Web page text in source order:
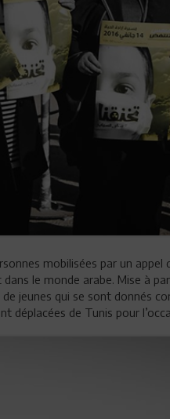
mobilisées par un appel
le monde arabe. Mise à
jeunes qui se sont donnés
déplacées de Tunis pour